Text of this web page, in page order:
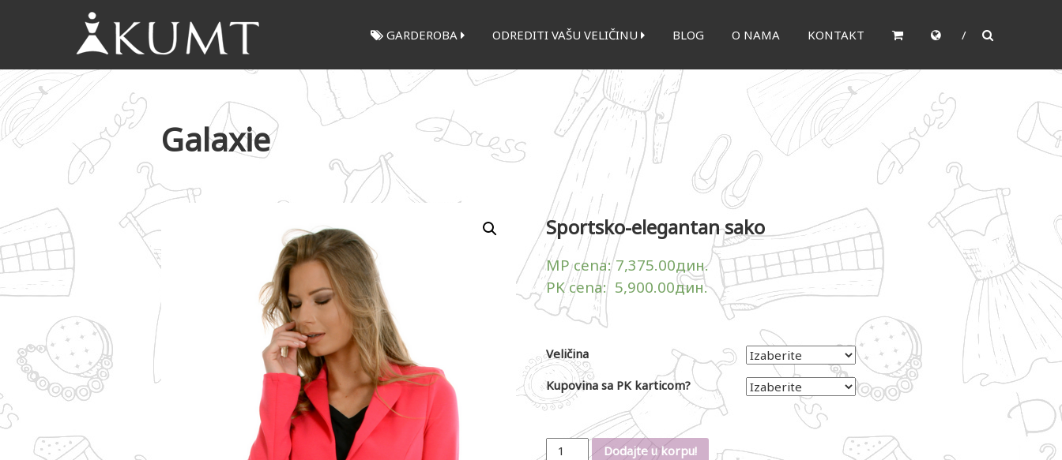
KUMT
Haljine
online
GARDEROBA ODREDITI VAŠU VELIČINU BLOG O NAMA KONTAKT
Galaxie
Sportsko-elegantan sako
MP cena:7,375.00дин.
PK cena: 5,900.00дин.
Veličina
Kupovina sa PK karticom?
Količina Dodajte u korpu!